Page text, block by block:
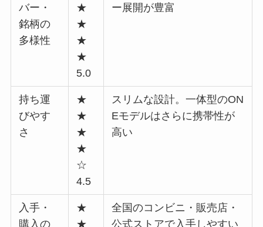
バー・
銘柄の
多様性
★
★
★
★
5.0
ー展開が豊富
持ち運
びやす
さ
★
★
★
★
☆
4.5
スリムな設計。一体型のON
Eモデルはさらに携帯性が
高い
入手・
購入の
★
★
全国のコンビニ・販売店・
公式ストアで入手しやすい